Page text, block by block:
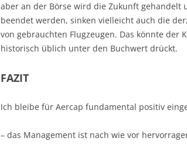
aber an der Börse wird die Zukunft gehandelt
beendet werden, sinken vielleicht auch die
von gebrauchten Flugzeugen. Das könnte der
historisch üblich unter den Buchwert drückt.
FAZIT
Ich bleibe für Aercap fundamental positiv
– das Management ist nach wie vor